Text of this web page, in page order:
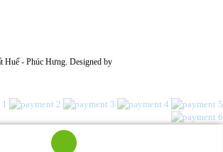
- Phúc Hưng. Designed by